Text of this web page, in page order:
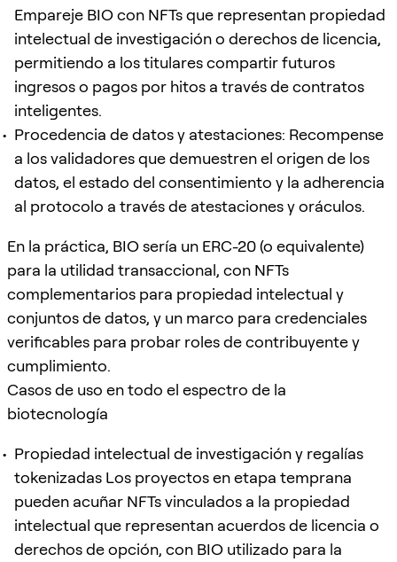
Empareje BIO con NFTs que representan propiedad
intelectual de investigación o derechos de licencia,
permitiendo a los titulares compartir futuros
ingresos o pagos por hitos a través de contratos
inteligentes.
Procedencia de datos y atestaciones: Recompense
a los validadores que demuestren el origen de los
datos, el estado del consentimiento y la adherencia
al protocolo a través de atestaciones y oráculos.
En la práctica, BIO sería un ERC-20 (o equivalente)
para la utilidad transaccional, con NFTs
complementarios para propiedad intelectual y
conjuntos de datos, y un marco para credenciales
verificables para probar roles de contribuyente y
cumplimiento.
Casos de uso en todo el espectro de la
biotecnología
Propiedad intelectual de investigación y regalías
tokenizadas Los proyectos en etapa temprana
pueden acuñar NFTs vinculados a la propiedad
intelectual que representan acuerdos de licencia o
derechos de opción, con BIO utilizado para la